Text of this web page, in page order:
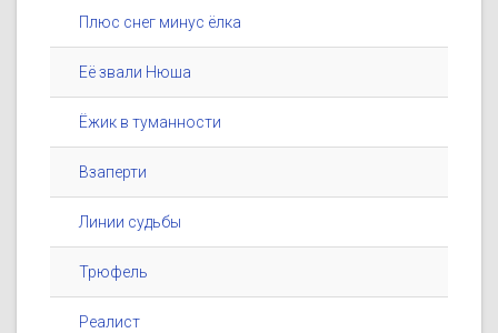
Плюс снег минус ёлка
Её звали Нюша
Ёжик в туманности
Взаперти
Линии судьбы
Трюфель
Реалист